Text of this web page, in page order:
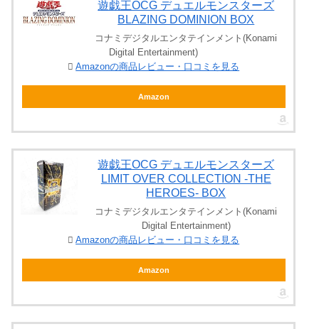
遊戯王OCG デュエルモンスターズ
BLAZING DOMINION BOX
コナミデジタルエンタテインメント(Konami
Digital Entertainment)
Amazonの商品レビュー・口コミを見る
Amazon
遊戯王OCG デュエルモンスターズ
LIMIT OVER COLLECTION -THE
HEROES- BOX
コナミデジタルエンタテインメント(Konami
Digital Entertainment)
Amazonの商品レビュー・口コミを見る
Amazon